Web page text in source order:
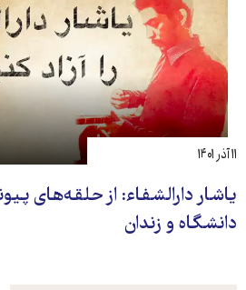
یاشار دارالشفاء: از حلقه‌های
دانشگاه و زندان
۱۱ آذر ۱۴۰۱